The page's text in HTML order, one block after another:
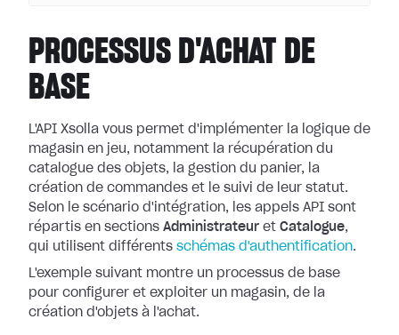
PROCESSUS D'ACHAT DE
BASE
L'API Xsolla vous permet d'implémenter la logique de
magasin en jeu, notamment la récupération du
catalogue des objets, la gestion du panier, la
création de commandes et le suivi de leur statut.
Selon le scénario d'intégration, les appels API sont
répartis en sections Administrateur et Catalogue,
qui utilisent différents schémas d'authentification.
L'exemple suivant montre un processus de base
pour configurer et exploiter un magasin, de la
création d'objets à l'achat.